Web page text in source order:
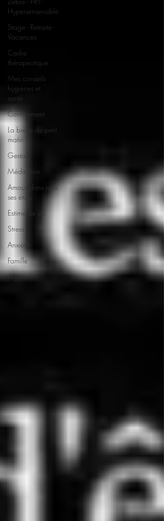
Hypersensensible
Stage - Retraite -
Vacances
Cadre
thérapeutique
Mes conseils
hygiènes et
santé
Confinement
La brève du petit
matin ...
Gestalt
Méditation
Amour dans tous
ses états
Estime de soi
Stress
Anxiété
Famille
Argent